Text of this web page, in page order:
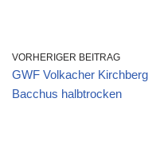
VORHERIGER BEITRAG
GWF Volkacher Kirchberg
Bacchus halbtrocken